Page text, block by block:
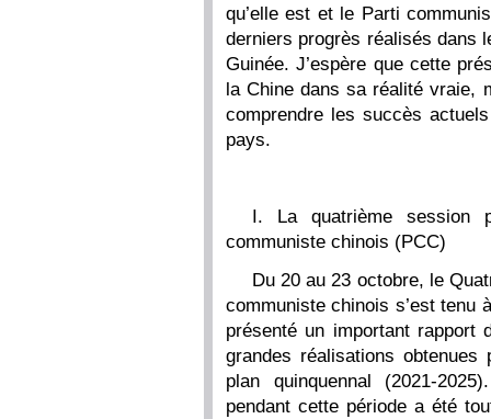
qu’elle est et le Parti
derniers progrès réalisés dans
Guinée. J’espère que cette
la Chine dans sa réalité vraie,
comprendre les succès
pays.
I. La quatrième session
communiste chinois (PCC)
Du 20 au 23 octobre, le
communiste chinois s’est
présenté un important rapport
grandes réalisations
plan quinquennal (2021-
pendant cette période a été